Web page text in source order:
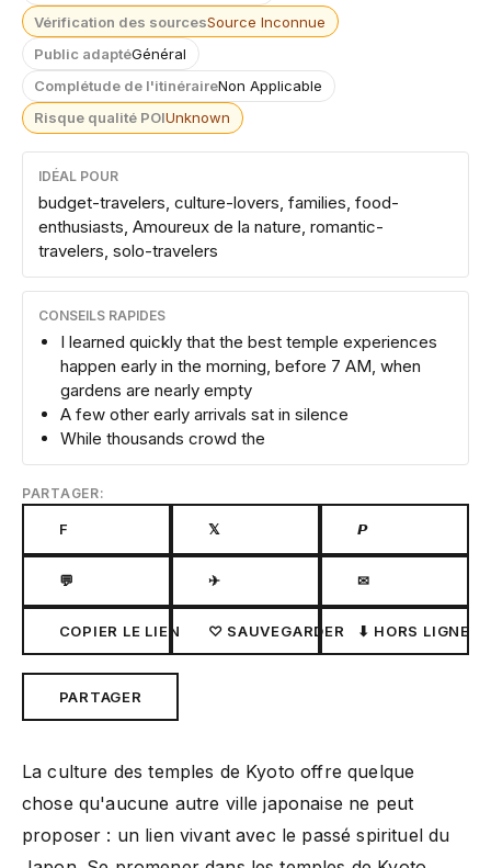
Vérification des sourcesSource Inconnue
Public adaptéGénéral
Complétude de l'itinéraireNon Applicable
Risque qualité POIUnknown
IDÉAL POUR
budget-travelers, culture-lovers, families, food-
enthusiasts, Amoureux de la nature, romantic-
travelers, solo-travelers
CONSEILS RAPIDES
I learned quickly that the best temple experiences
happen early in the morning, before 7 AM, when
gardens are nearly empty
A few other early arrivals sat in silence
While thousands crowd the
PARTAGER:
F 𝕏 𝙋
💬 ✈ ✉
COPIER LE LIEN ♡ SAUVEGARDER ⬇ HORS LIGNE
PARTAGER
La culture des temples de Kyoto offre quelque
chose qu'aucune autre ville japonaise ne peut
proposer : un lien vivant avec le passé spirituel du